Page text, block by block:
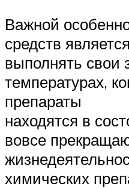
Важной
средств
выполнять свои
температурах,
препараты
находятся в
вовсе
химических